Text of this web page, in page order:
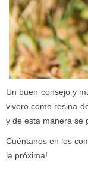
Un buen consejo y
vivero como resina
y de esta manera se
Cuéntanos en los
la próxima!